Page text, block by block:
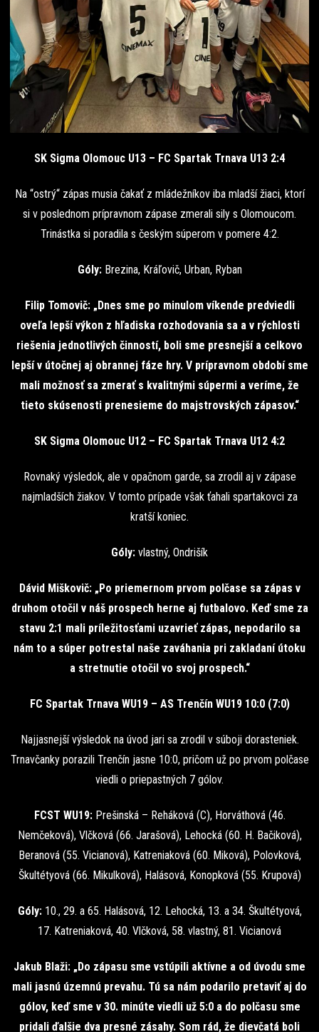
SK Sigma Olomouc U13 – FC Spartak Trnava U13 2:4
Na “ostrý“ zápas musia čakať z mládežníkov iba mladší žiaci, ktorí
si v poslednom prípravnom zápase zmerali sily s Olomoucom.
Trinástka si poradila s českým súperom v pomere 4:2.
Góly: Brezina, Kráľovič, Urban, Ryban
Filip Tomovič: „Dnes sme po minulom víkende predviedli
oveľa lepší výkon z hľadiska rozhodovania sa a v rýchlosti
riešenia jednotlivých činností, boli sme presnejší a celkovo
lepší v útočnej aj obrannej fáze hry. V prípravnom období sme
mali možnosť sa zmerať s kvalitnými súpermi a veríme, že
tieto skúsenosti prenesieme do majstrovských zápasov.“
SK Sigma Olomouc U12 – FC Spartak Trnava U12 4:2
Rovnaký výsledok, ale v opačnom garde, sa zrodil aj v zápase
najmladších žiakov. V tomto prípade však ťahali spartakovci za
kratší koniec.
Góly: vlastný, Ondrišík
Dávid Miškovič: „Po priemernom prvom polčase sa zápas v
druhom otočil v náš prospech herne aj futbalovo. Keď sme za
stavu 2:1 mali príležitosťami uzavrieť zápas, nepodarilo sa
nám to a súper potrestal naše zaváhania pri zakladaní útoku
a stretnutie otočil vo svoj prospech.“
FC Spartak Trnava WU19 – AS Trenčín WU19 10:0 (7:0)
Najjasnejší výsledok na úvod jari sa zrodil v súboji dorasteniek.
Trnavčanky porazili Trenčín jasne 10:0, pričom už po prvom polčase
viedli o priepastných 7 gólov.
FCST WU19: Prešinská – Reháková (C), Horváthová (46.
Nemčeková), Vlčková (66. Jarašová), Lehocká (60. H. Bačiková),
Beranová (55. Vicianová), Katreniaková (60. Miková), Polovková,
Škultétyová (66. Mikulková), Halásová, Konopková (55. Krupová)
Góly: 10., 29. a 65. Halásová, 12. Lehocká, 13. a 34. Škultétyová,
17. Katreniaková, 40. Vlčková, 58. vlastný, 81. Vicianová
Jakub Blaži: „Do zápasu sme vstúpili aktívne a od úvodu sme
mali jasnú územnú prevahu. Tú sa nám podarilo pretaviť aj do
gólov, keď sme v 30. minúte viedli už 5:0 a do polčasu sme
pridali ďalšie dva presné zásahy. Som rád, že dievčatá boli